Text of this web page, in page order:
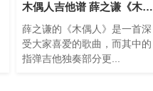
木偶人吉他谱 薛之谦《木偶人》指弹吉他
薛之谦的《木偶人》是一首深
受大家喜爱的歌曲，而其中的
指弹吉他独奏部分更...